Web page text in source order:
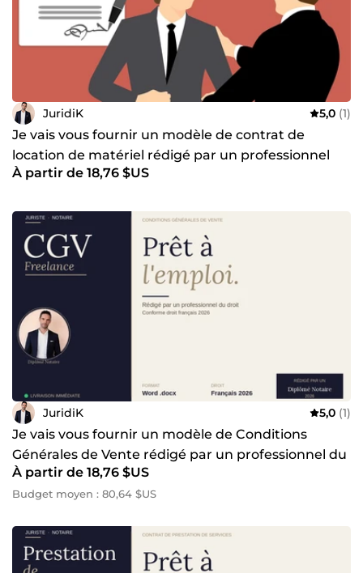
JuridiK 5,0 (1)
Je vais vous fournir un modèle de contrat de
location de matériel rédigé par un professionnel
À partir de 18,76 $US
JuridiK 5,0 (1)
Je vais vous fournir un modèle de Conditions
Générales de Vente rédigé par un professionnel du
droit
À partir de 18,76 $US
Budget moyen : 80,64 $US